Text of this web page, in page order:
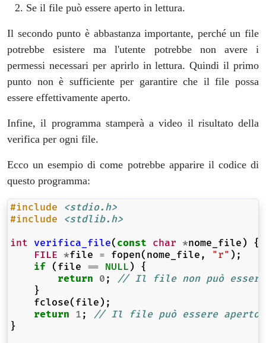
Se il file può essere aperto in lettura.
Il secondo punto è abbastanza importante, perché un file
potrebbe esistere ma l'utente potrebbe non avere i
permessi necessari per aprirlo in lettura. Quindi il primo
punto non è sufficiente per garantire che il file possa
essere effettivamente aperto.
Infine, il programma stamperà a video il risultato della
verifica per ogni file.
Ecco un esempio di come potrebbe apparire il codice di
questo programma:
#include
<stdio.h>
#include
<stdlib.h>
int verifica_file( const char *nome_file )
{
FILE *file = fopen( nome_file , "r" );
if ( file == NULL )
{
return 0 ;
// Il file non può essere
}
fclose( file );
return 1 ;
// Il file può essere aperto
}